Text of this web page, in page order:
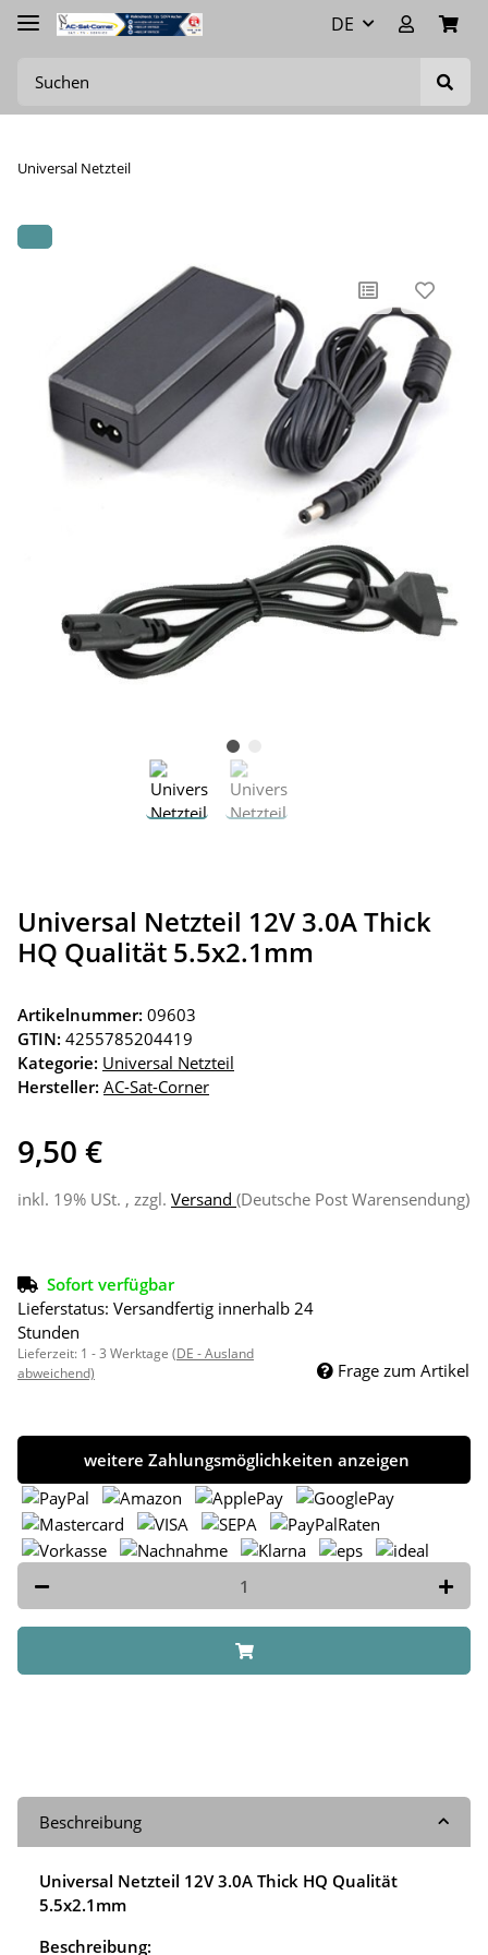
DE
Universal Netzteil
Universal Netzteil 12V 3.0A Thick
HQ Qualität 5.5x2.1mm
Artikelnummer: 09603
GTIN: 4255785204419
Kategorie: Universal Netzteil
Hersteller: AC-Sat-Corner
9,50 €
inkl. 19% USt. , zzgl. Versand (Deutsche Post Warensendung)
Sofort verfügbar
Lieferstatus: Versandfertig innerhalb 24
Stunden
Lieferzeit: 1 - 3 Werktage (DE - Ausland
abweichend)
Frage zum Artikel
weitere Zahlungsmöglichkeiten anzeigen
Beschreibung
Universal Netzteil 12V 3.0A Thick HQ Qualität
5.5x2.1mm
Beschreibung: